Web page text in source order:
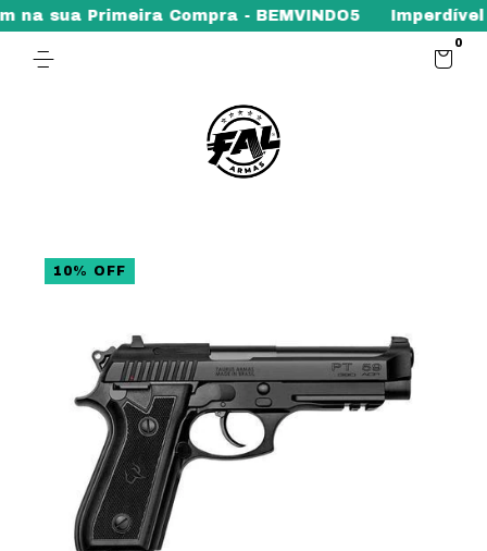
sua Primeira Compra - BEMVINDO5 Imperdível
0
10% OFF